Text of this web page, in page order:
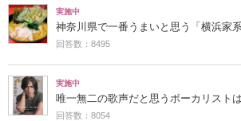
実施中
神奈川県で一番うまいと思う「横浜家
回答数：8495
実施中
唯一無二の歌声だと思うボーカリスト
回答数：8054